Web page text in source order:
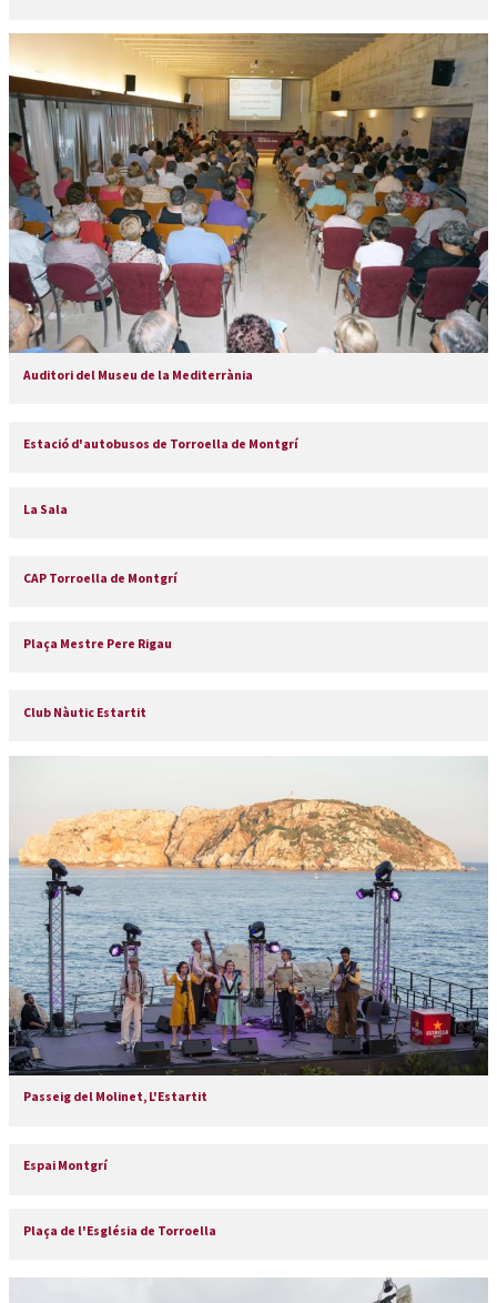
Auditori del Museu de la Mediterrània
Estació d'autobusos de Torroella de Montgrí
La Sala
CAP Torroella de Montgrí
Plaça Mestre Pere Rigau
Club Nàutic Estartit
Passeig del Molinet, L'Estartit
Espai Montgrí
Plaça de l'Església de Torroella